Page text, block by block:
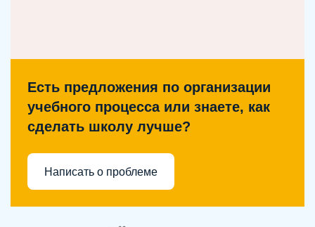
Есть предложения по организации
учебного процесса или знаете, как
сделать школу лучше?
Написать о проблеме